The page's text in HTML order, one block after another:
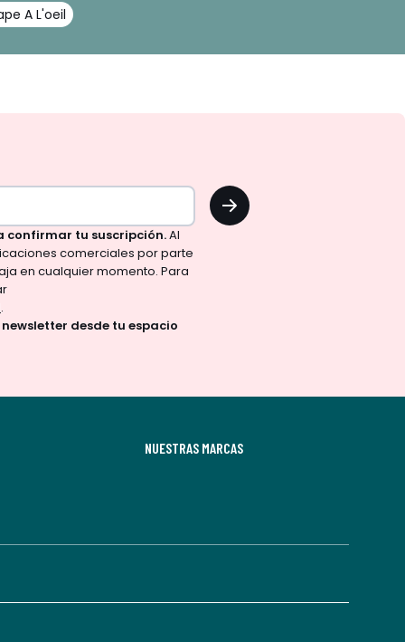
A L'oeil
OK
confirmar tu suscripción.Al
comerciales por parte
en cualquier momento. Para
.
desde tu espacio
NUESTRAS MARCAS